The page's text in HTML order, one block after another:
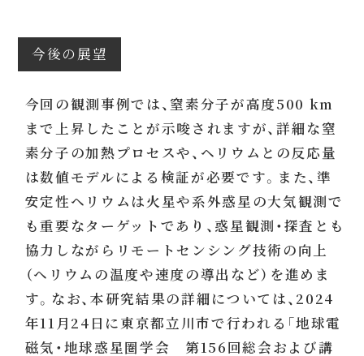
今後の展望
今回の観測事例では、窒素分子が高度500 km
まで上昇したことが示唆されますが、詳細な窒
素分子の加熱プロセスや、ヘリウムとの反応量
は数値モデルによる検証が必要です。また、準
安定性ヘリウムは火星や系外惑星の大気観測で
も重要なターゲットであり、惑星観測・探査とも
協力しながらリモートセンシング技術の向上
（ヘリウムの温度や速度の導出など）を進めま
す。なお、本研究結果の詳細については、2024
年11月24日に東京都立川市で行われる「地球電
磁気・地球惑星圏学会 第156回総会および講